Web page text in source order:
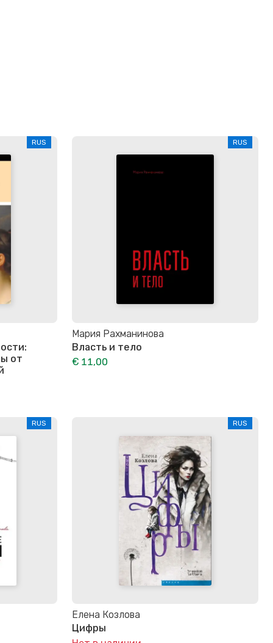
RUS
от
RUS
Мария Рахманинова
Власть и тело
€ 11,00
RUS RUS
Елена Козлова
Цифры